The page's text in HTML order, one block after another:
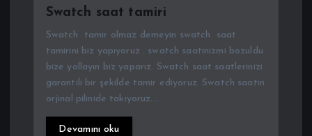
Swatch saat tamiri
Swatch tamir olmaz demeyin swatch saat
tamirini biz yapıyoruz . swatch saatinizmi bozuldu
bize yollayın biz yaparız. Swatch saat saatlerinizi
garantili bir şekilde tamir ediyoruz. Swatch saatin
orjinal pilinide takıyoruz.…
Devamını oku